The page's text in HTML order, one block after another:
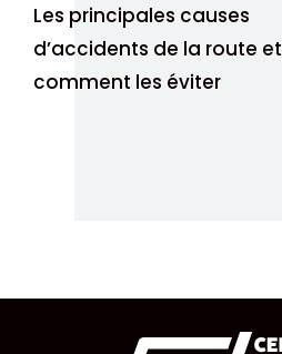
Les principales causes
d’accidents de la route et
comment les éviter